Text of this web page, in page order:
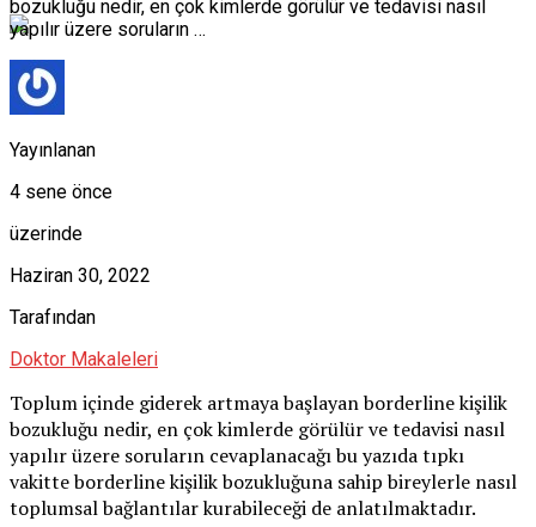
bozukluğu nedir, en çok kimlerde görülür ve tedavisi nasıl
yapılır üzere soruların …
Yayınlanan
4 sene önce
üzerinde
Haziran 30, 2022
Tarafından
Doktor Makaleleri
Toplum içinde giderek artmaya başlayan borderline kişilik
bozukluğu nedir, en çok kimlerde görülür ve tedavisi nasıl
yapılır üzere soruların cevaplanacağı bu yazıda tıpkı
vakitte borderline kişilik bozukluğuna sahip bireylerle nasıl
toplumsal bağlantılar kurabileceği de anlatılmaktadır.